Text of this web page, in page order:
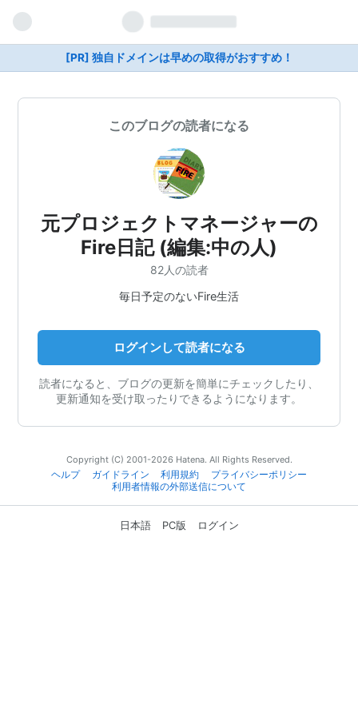
[PR] 独自ドメインは早めの取得がおすすめ！
このブログの読者になる
元プロジェクトマネージャーの
Fire日記 (編集:中の人)
82人の読者
毎日予定のないFire生活
ログインして読者になる
読者になると、ブログの更新を簡単にチェックしたり、
更新通知を受け取ったりできるようになります。
Copyright (C) 2001-2026 Hatena. All Rights Reserved.
ヘルプ
ガイドライン 利用規約
プライバシーポリシー
利用者情報の外部送信について
日本語 PC版 ログイン